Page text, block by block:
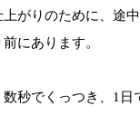
上がりのために、途
にあります。
秒でくっつき、1日